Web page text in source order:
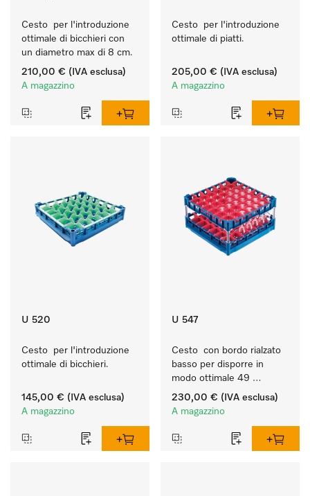
Cesto  per l'introduzione
ottimale di bicchieri con
un diametro max di 8 cm.
210,00 € (IVA esclusa)
A magazzino
Cesto  per l'introduzione
ottimale di piatti.
205,00 € (IVA esclusa)
A magazzino
U 520
Cesto  per l'introduzione
ottimale di bicchieri.
145,00 € (IVA esclusa)
A magazzino
U 547
Cesto  con bordo rialzato
basso per disporre in
modo ottimale 49
bicchieri fino a 23 cm.
230,00 € (IVA esclusa)
A magazzino